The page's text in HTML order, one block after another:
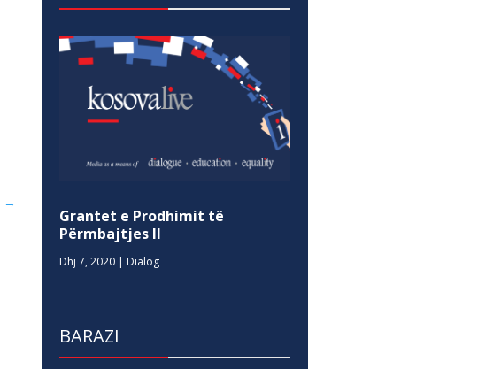
→
Grantet e Prodhimit të
Përmbajtjes II
Dhj 7, 2020 | Dialog
BARAZI